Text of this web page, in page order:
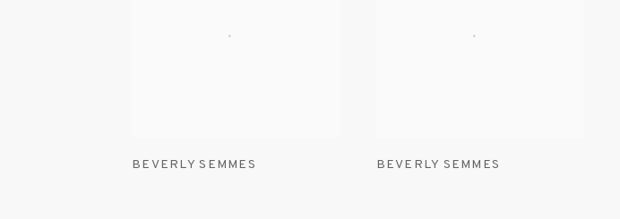
BEVERLY SEMMES BEVERLY SEMMES